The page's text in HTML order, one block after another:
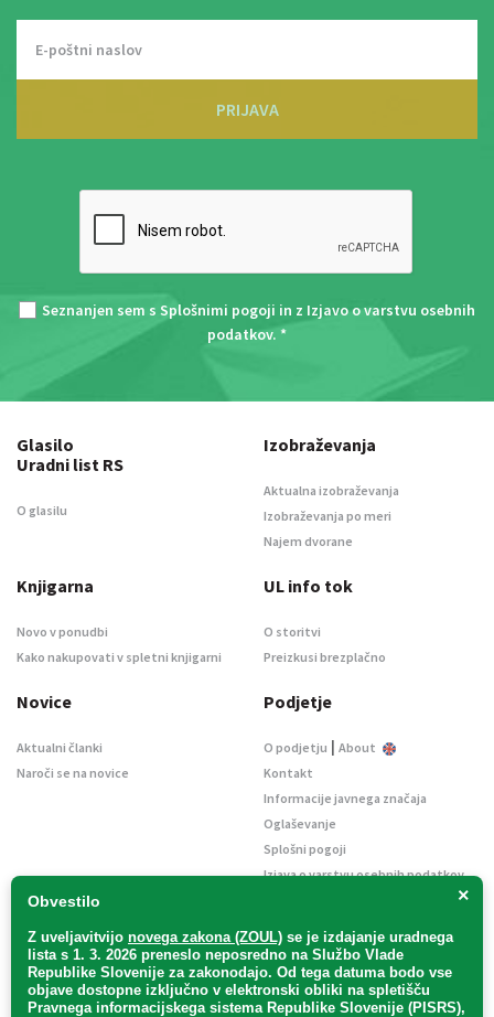
PRIJAVA
Seznanjen sem s Splošnimi pogoji in z Izjavo o varstvu osebnih
podatkov. *
×
Obvestilo
Z uveljavitvijo novega zakona (ZOUL) se je izdajanje uradnega
lista s 1. 3. 2026 preneslo neposredno na Službo Vlade
Republike Slovenije za zakonodajo. Od tega datuma bodo vse
objave dostopne izključno v elektronski obliki na spletišču
Pravnega informacijskega sistema Republike Slovenije (PISRS),
Glasilo
Uradni list RS
O glasilu
Izobraževanja
Aktualna izobraževanja
Izobraževanja po meri
Najem dvorane
Knjigarna
Novo v ponudbi
Kako nakupovati v spletni knjigarni
UL info tok
O storitvi
Preizkusi brezplačno
Novice
Aktualni članki
Naroči se na novice
Podjetje
O podjetju | About
Kontakt
Informacije javnega značaja
Oglaševanje
Splošni pogoji
Izjava o varstvu osebnih podatkov